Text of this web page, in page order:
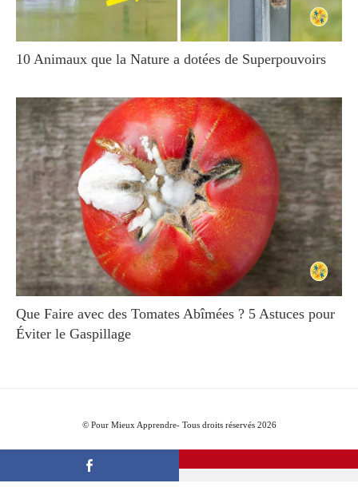
10 Animaux que la Nature a dotées de Superpouvoirs
Que Faire avec des Tomates Abîmées ? 5 Astuces pour
Éviter le Gaspillage
© Pour Mieux Apprendre- Tous droits réservés 2026